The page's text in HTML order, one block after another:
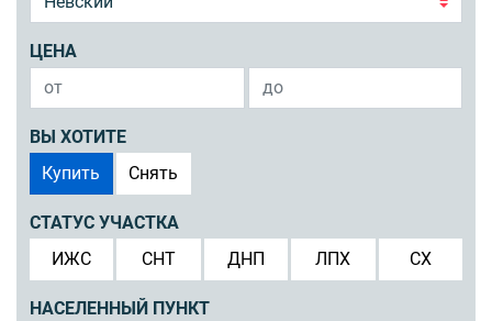
ЦЕНА
ВЫ ХОТИТЕ
Купить
Снять
СТАТУС УЧАСТКА
ИЖС
СНТ ДНП ЛПХ СХ
НАСЕЛЕННЫЙ ПУНКТ